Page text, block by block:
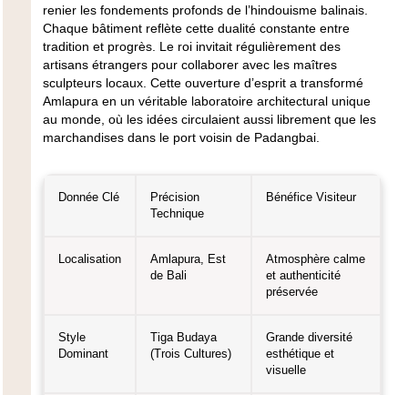
renier les fondements profonds de l’hindouisme balinais.
Chaque bâtiment reflète cette dualité constante entre
tradition et progrès. Le roi invitait régulièrement des
artisans étrangers pour collaborer avec les maîtres
sculpteurs locaux. Cette ouverture d’esprit a transformé
Amlapura en un véritable laboratoire architectural unique
au monde, où les idées circulaient aussi librement que les
marchandises dans le port voisin de Padangbai.
Donnée Clé
Précision
Technique
Bénéfice Visiteur
Localisation
Amlapura, Est
de Bali
Atmosphère calme
et authenticité
préservée
Style
Dominant
Tiga Budaya
(Trois Cultures)
Grande diversité
esthétique et
visuelle